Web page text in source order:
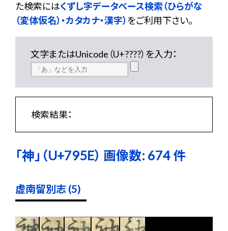
た検索にはくずし字データベース検索（ひらがな
（変体仮名）・カタカナ・漢字） をご利用下さい。
文字またはUnicode（U+????）を入力：
検索結果：
「神」（U+795E） 画像数: 674 件
虚南留別志 (5)